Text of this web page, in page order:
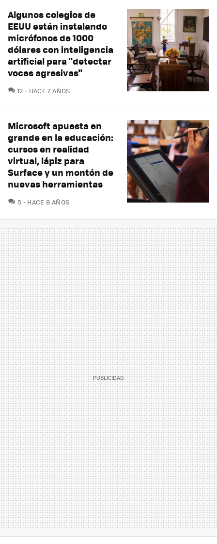
Algunos colegios de
EEUU están instalando
micrófonos de 1000
dólares con inteligencia
artificial para "detectar
voces agresivas"
12 COMENTARIOS
HACE 7 AÑOS
Microsoft apuesta en
grande en la educación:
cursos en realidad
virtual, lápiz para
Surface y un montón de
nuevas herramientas
5 COMENTARIOS
HACE 8 AÑOS